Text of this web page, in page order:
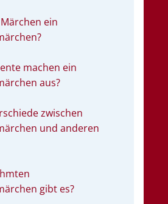
ein
machen ein
aus?
zwischen
und anderen
gibt es?